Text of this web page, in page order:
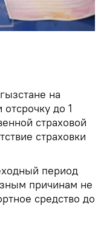
на
до 1
страховой
страховки
период
причинам не
средство до